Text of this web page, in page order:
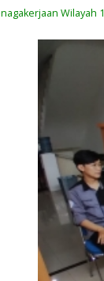
Wilayah 1